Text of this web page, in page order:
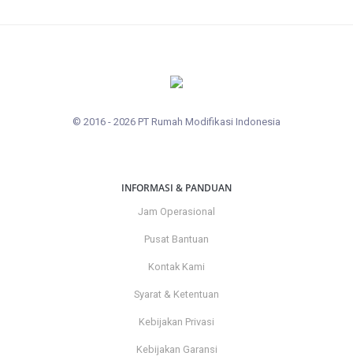
© 2016 - 2026 PT Rumah Modifikasi Indonesia
INFORMASI & PANDUAN
Jam Operasional
Pusat Bantuan
Kontak Kami
Syarat & Ketentuan
Kebijakan Privasi
Kebijakan Garansi